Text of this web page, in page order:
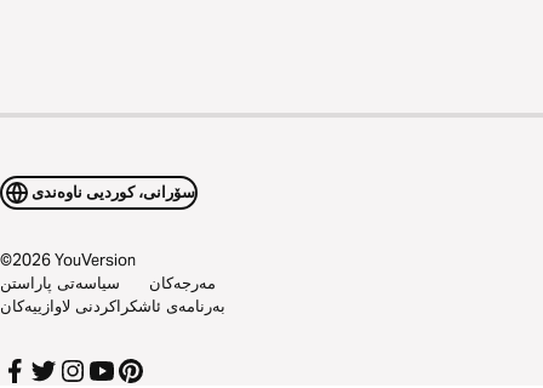
سۆرانی، کوردیی ناوەندی
©2026YouVersion
سیاسەتی پاراستن
مەرجەکان
بەرنامەی ئاشکراکردنی لاوازییەکان